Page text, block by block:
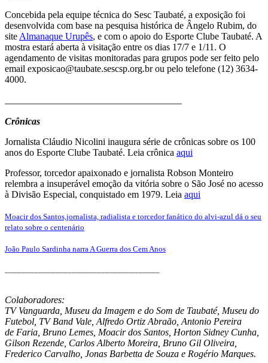
Concebida pela equipe técnica do Sesc Taubaté, a exposição foi
desenvolvida com base na pesquisa histórica de Ângelo Rubim, do
site Almanaque Urupês, e com o apoio do Esporte Clube Taubaté. A
mostra estará aberta à visitação entre os dias 17/7 e 1/11. O
agendamento de visitas monitoradas para grupos pode ser feito pelo
email exposicao@taubate.sescsp.org.br ou pelo telefone (12) 3634-
4000.
Crônicas
Jornalista Cláudio Nicolini inaugura série de crônicas sobre os 100
anos do Esporte Clube Taubaté. Leia crônica aqui
Professor, torcedor apaixonado e jornalista Robson Monteiro
relembra a insuperável emoção da vitória sobre o São José no acesso
à Divisão Especial, conquistado em 1979. Leia aqui
Moacir dos Santos,jornalista, radialista e torcedor fanático do alvi-azul dá o seu
relato sobre o centenário
João Paulo Sardinha narra A Guerra dos Cem Anos
Colaboradores:
TV Vanguarda, Museu da Imagem e do Som de Taubaté, Museu do
Futebol, TV Band Vale, Alfredo Ortiz Abraão, Antonio Pereira
de Faria, Bruno Lemes, Moacir dos Santos, Horton Sidney Cunha,
Gilson Rezende, Carlos Alberto Moreira, Bruno Gil Oliveira,
Frederico Carvalho, Jonas Barbetta de Souza e Rogério Marques.